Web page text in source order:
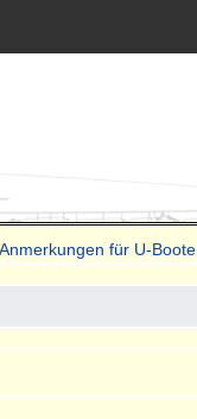
für U-Boote